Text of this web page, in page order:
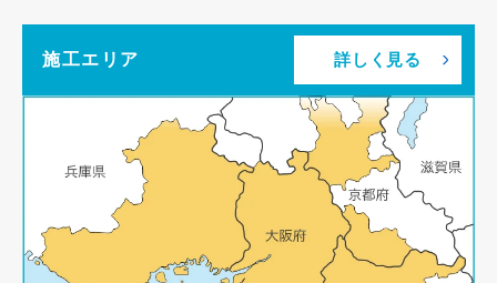
施工エリア 詳しく見る